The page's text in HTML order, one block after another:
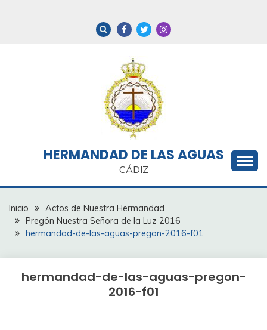
HERMANDAD DE LAS AGUAS
CÁDIZ
Inicio
Actos de Nuestra Hermandad
Pregón Nuestra Señora de la Luz 2016
hermandad-de-las-aguas-pregon-2016-f01
hermandad-de-las-aguas-pregon-
2016-f01